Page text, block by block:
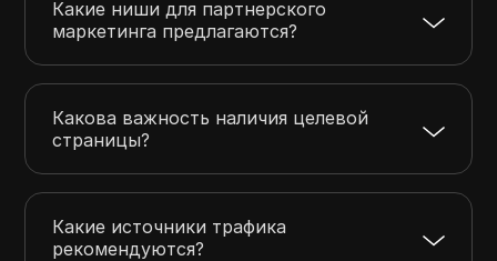
Какие ниши для партнерского
маркетинга предлагаются?
Какова важность наличия целевой
страницы?
Какие источники трафика
рекомендуются?